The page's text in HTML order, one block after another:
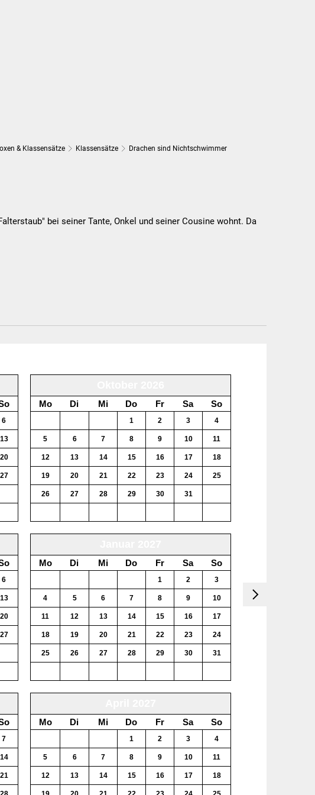
& Klassensätze Klassensätze Drachen sind Nichtschwimmer
bei seiner Tante, Onkel und seiner Cousine wohnt. Da
6
13
20
27
Mo Di Mi Do Fr Sa So
1 2 3 4
5 6 7 8 9 10 11
12 13 14 15 16 17 18
19 20 21 22 23 24 25
26 27 28 29 30 31
6
13
20
27
Mo Di Mi Do Fr Sa So
1 2 3
4 5 6 7 8 9 10
11 12 13 14 15 16 17
18 19 20 21 22 23 24
25 26 27 28 29 30 31
7
14
21
Mo Di Mi Do Fr Sa So
1 2 3 4
5 6 7 8 9 10 11
12 13 14 15 16 17 18